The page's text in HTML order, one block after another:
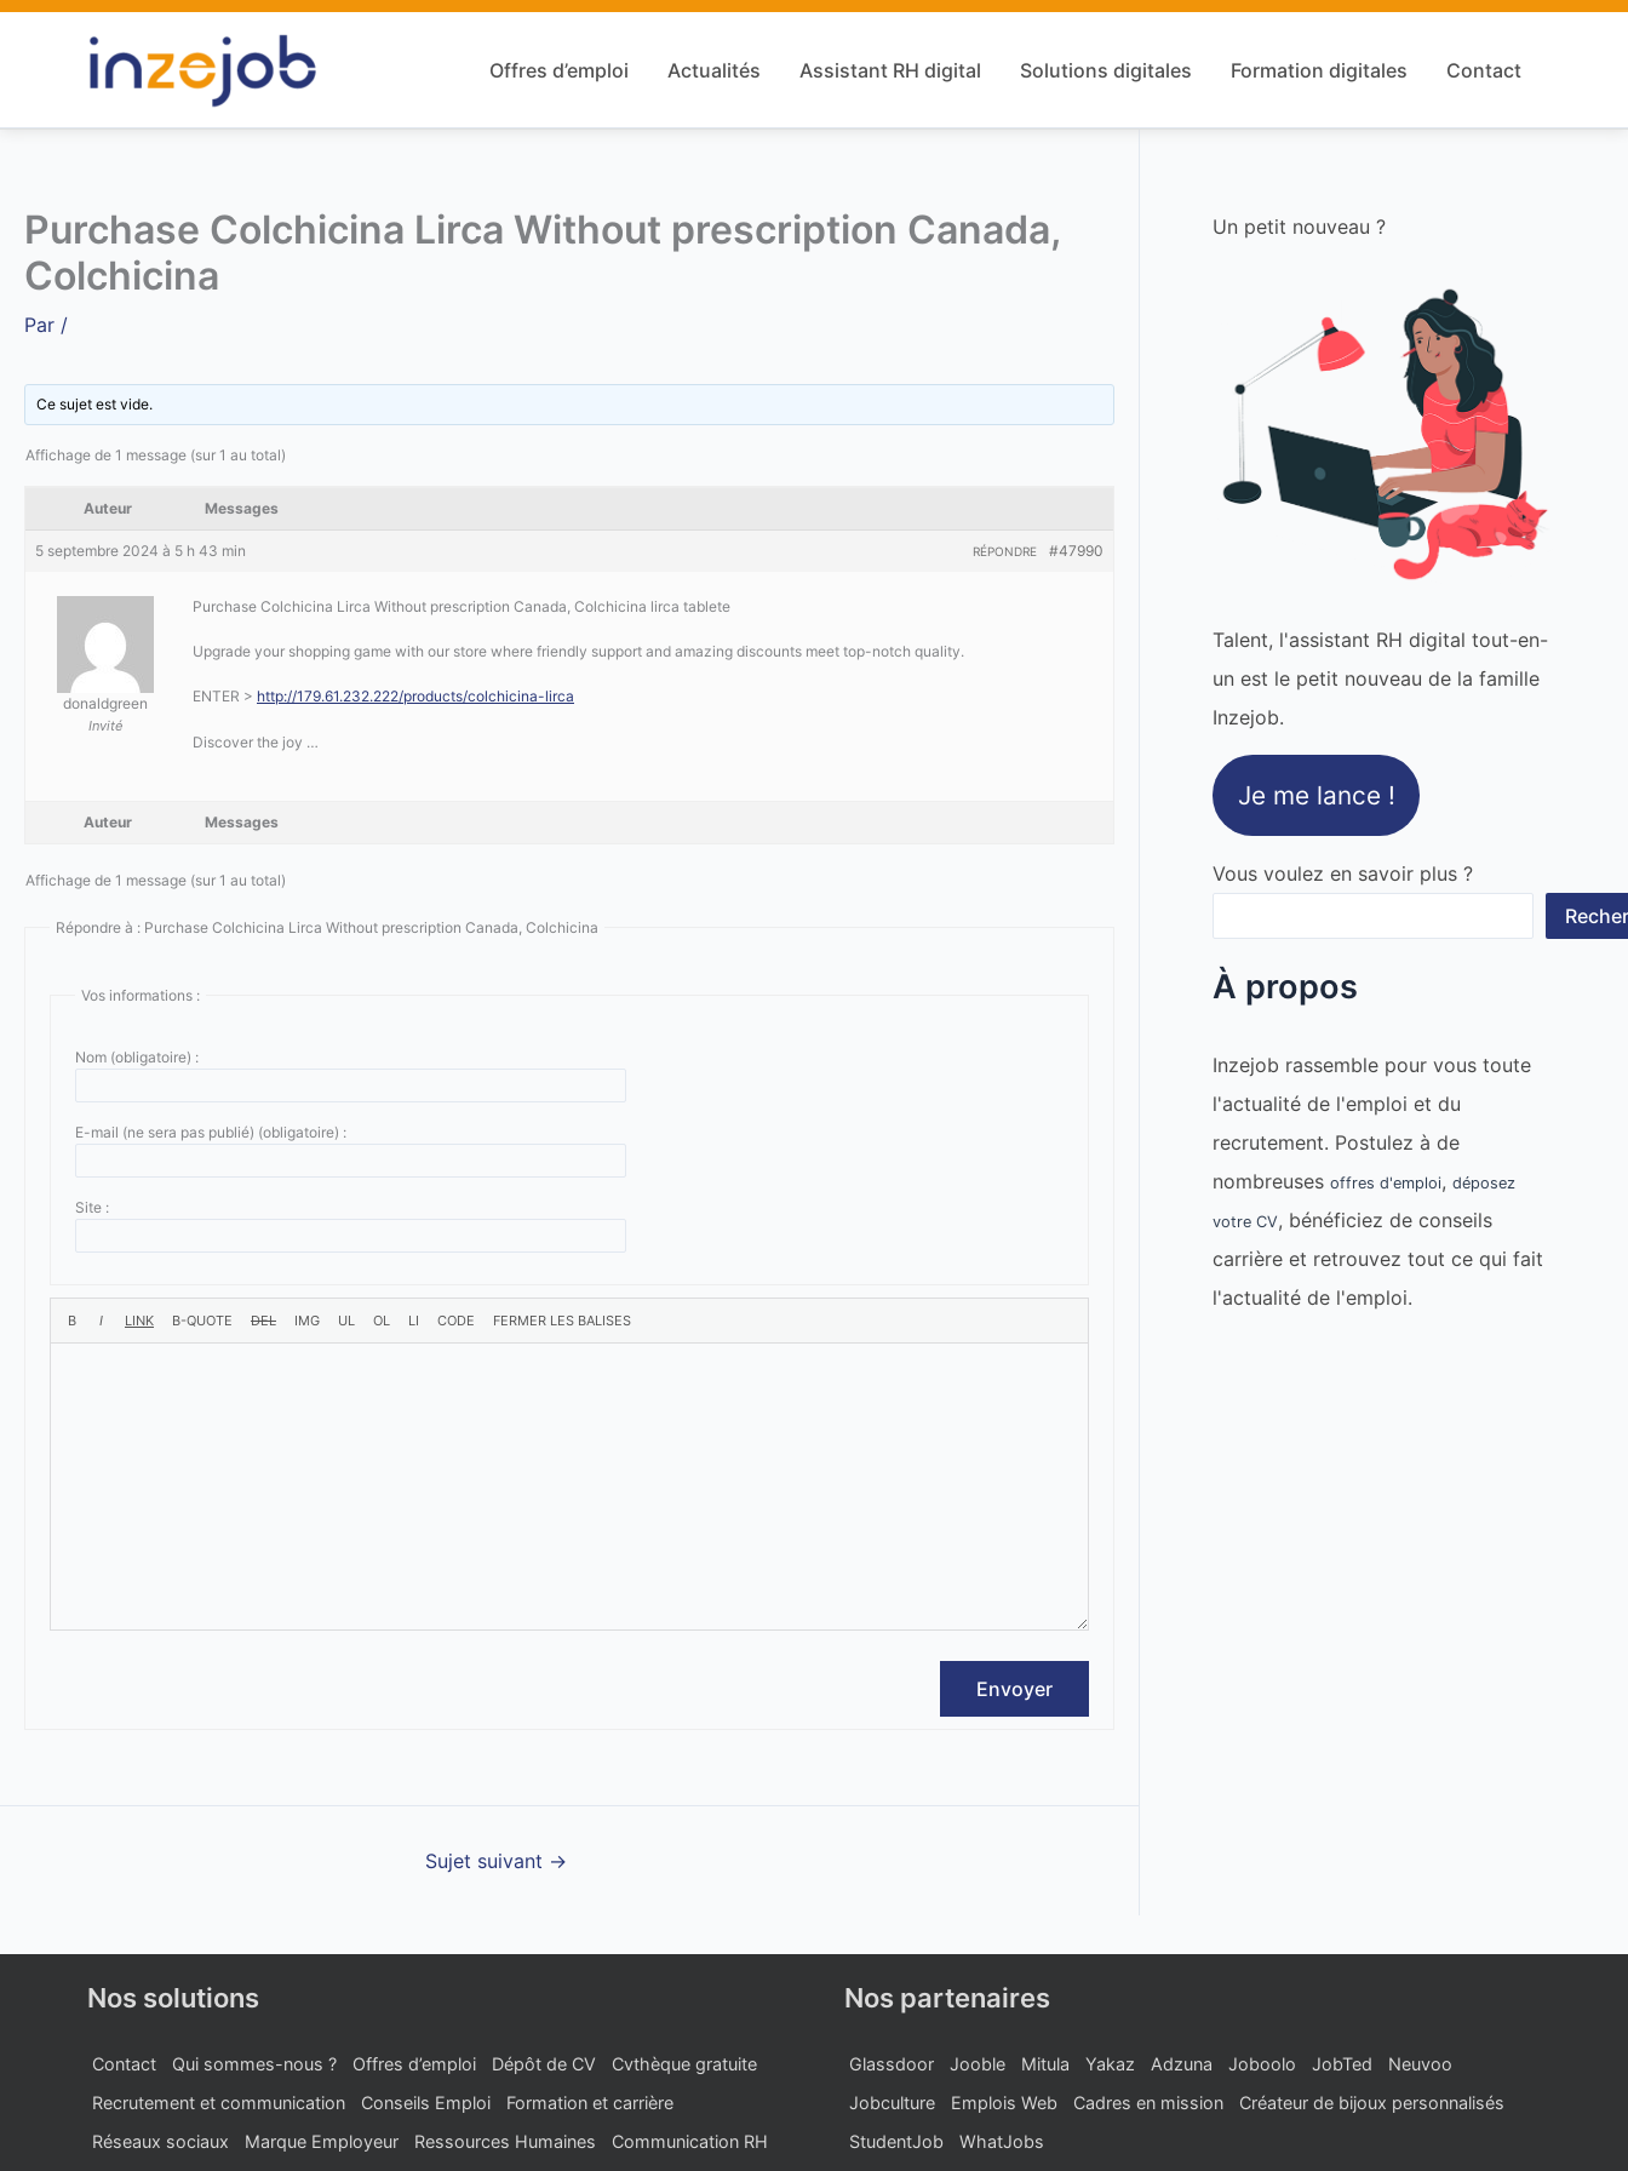
Aller
Offres d’emploi Actualités Assistant RH digital Solutions digitales Formation digitales Contact
Purchase Colchicina Lirca Without prescription Canada,
Colchicina
Par /
Ce sujet est vide.
Affichage de 1 message (sur 1 au total)
Auteur Messages
5 septembre 2024 à 5 h 43 min #47990
RÉPONDRE
donaldgreen
Invité
Purchase Colchicina Lirca Without prescription Canada, Colchicina lirca tablete
Upgrade your shopping game with our store where friendly support and amazing discounts meet top-notch quality.
ENTER > http://179.61.232.222/products/colchicina-lirca
Discover the joy …
Auteur Messages
Affichage de 1 message (sur 1 au total)
Répondre à : Purchase Colchicina Lirca Without prescription Canada, Colchicina
Vos informations :
Nom (obligatoire) :
E-mail (ne sera pas publié) (obligatoire) :
Site :
Envoyer
Sujet suivant →
Un petit nouveau ?
Talent, l'assistant RH digital tout-en-
un est le petit nouveau de la famille
Inzejob.
Je me lance !
Vous voulez en savoir plus ?
À propos
Inzejob rassemble pour vous toute
l'actualité de l'emploi et du
recrutement. Postulez à de
nombreuses offres d'emploi, déposez
votre CV, bénéficiez de conseils
carrière et retrouvez tout ce qui fait
l'actualité de l'emploi.
Nos solutions
Contact Qui sommes-nous ? Offres d’emploi Dépôt de CV
Cvthèque gratuite
Recrutement et communication
Conseils Emploi
Formation et carrière
Réseaux sociaux
Marque Employeur Ressources Humaines
Communication RH
Nos partenaires
Glassdoor Jooble Mitula Yakaz Adzuna Joboolo JobTed
Neuvoo
Jobculture
Emplois Web Cadres en mission
Créateur de bijoux personnalisés
StudentJob
WhatJobs